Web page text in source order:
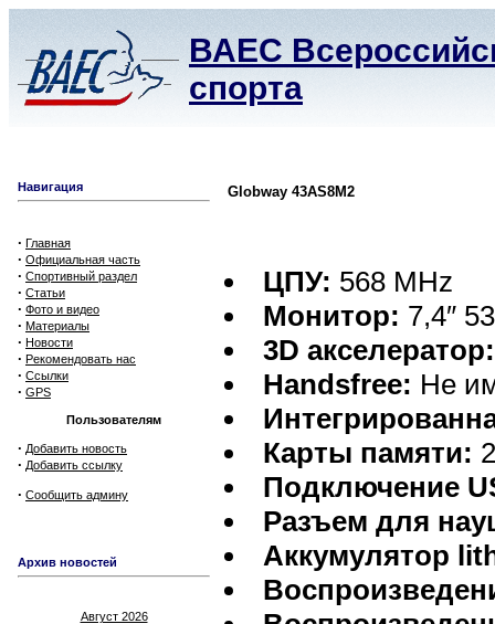
ВАЕС
спорта
Навигация
· Главная
· Официальная часть
· Спортивный раздел
· Статьи
· Фото и видео
· Материалы
· Новости
· Рекомендовать нас
· Ссылки
· GPS
Пользователям
· Добавить новость
· Добавить ссылку
· Сообщить админу
Архив новостей
Август 2026
Globway 43AS8M2
ЦПУ: 568 MHz
Монитор: 7,4″
3D акселератор:
Handsfree: Не
Карты памяти:
Подключение
Разъем для
Аккумулятор